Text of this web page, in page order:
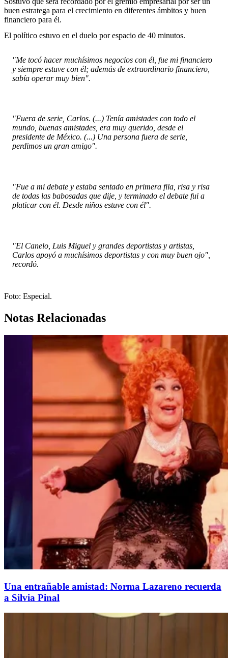
buen estratega para el crecimiento en diferentes ámbitos y buen
financiero para él.
El político estuvo en el duelo por espacio de 40 minutos.
"Me tocó hacer muchísimos negocios con él, fue mi financiero
y siempre estuve con él; además de extraordinario financiero,
sabía operar muy bien".
"Fuera de serie, Carlos. (...) Tenía amistades con todo el
mundo, buenas amistades, era muy querido, desde el
presidente de México. (...) Una persona fuera de serie,
perdimos un gran amigo".
"Fue a mi debate y estaba sentado en primera fila, risa y risa
de todas las babosadas que dije, y terminado el debate fui a
platicar con él. Desde niños estuve con él".
"El Canelo, Luis Miguel y grandes deportistas y artistas,
Carlos apoyó a muchísimos deportistas y con muy buen ojo",
recordó.
Foto: Especial.
Notas Relacionadas
Una entrañable amistad: Norma Lazareno recuerda
a Silvia Pinal